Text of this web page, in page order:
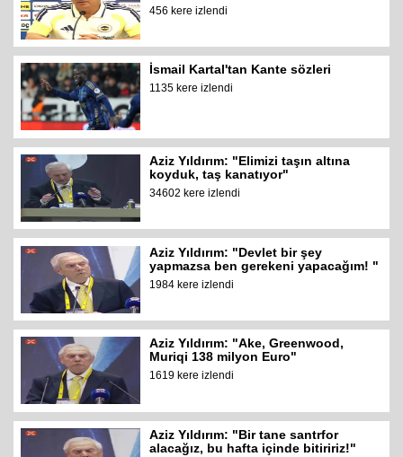
456 kere izlendi
İsmail Kartal'tan Kante sözleri
1135 kere izlendi
Aziz Yıldırım: "Elimizi taşın altına
koyduk, taş kanatıyor"
34602 kere izlendi
Aziz Yıldırım: "Devlet bir şey
yapmazsa ben gerekeni yapacağım! "
1984 kere izlendi
Aziz Yıldırım: "Ake, Greenwood,
Muriqi 138 milyon Euro"
1619 kere izlendi
Aziz Yıldırım: "Bir tane santrfor
alacağız, bu hafta içinde bitiririz!"